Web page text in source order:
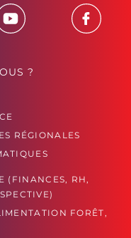
?
RÉGIONALES
(FINANCES, RH,
FORÊT,